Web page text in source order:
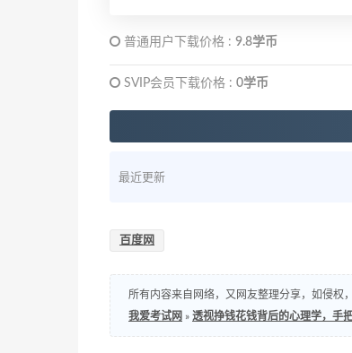
普通用户下载价格 : 9.8学币
SVIP会员下载价格 : 0学币
最近更新
百度网
所有内容来自网络，又网友整理分享，如侵权
我爱考试网 » 透视挣钱花钱背后的心理学，手